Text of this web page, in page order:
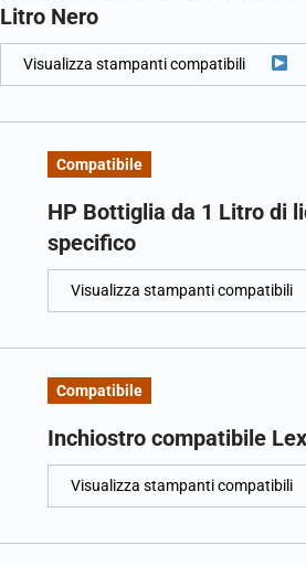
Litro Nero
Visualizza stampanti compatibili
Compatibile
HP Bottiglia da 1 Litro di
specifico
Visualizza stampanti compatibili
Compatibile
Inchiostro compatibile
Visualizza stampanti compatibili